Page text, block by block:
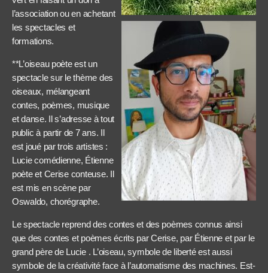
l’association ou en achetant
les spectacles et
formations.
**L’oiseau poète est un
spectacle sur le thème des
oiseaux, mélangeant
contes, poèmes, musique
et danse. Il s’adresse à tout
public à partir de 7 ans. Il
est joué par trois artistes :
Lucie comédienne, Étienne
poète et Cerise conteuse. Il
est mis en scène par
Oswaldo, chorégraphe.
Le spectacle reprend des contes et des poèmes connus ainsi
que des contes et poèmes écrits par Cerise, par Étienne et par le
grand père de Lucie . L’oiseau, symbole de liberté est aussi
symbole de la créativité face à l’automatisme des machines. Est-